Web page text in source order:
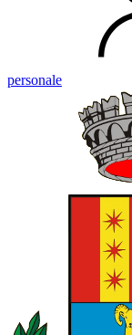
personale